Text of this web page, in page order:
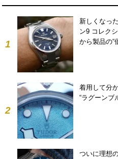
1
新しくなっ
ン9 コレク
から製品の“
2
着用して分
“ラグーンブ
ついに理想